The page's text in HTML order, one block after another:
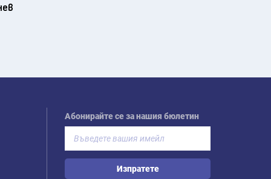
Абонирайте се за нашия бюлетин
Изпратете